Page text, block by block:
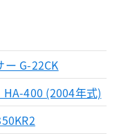
G-22CK
400 (2004年式)